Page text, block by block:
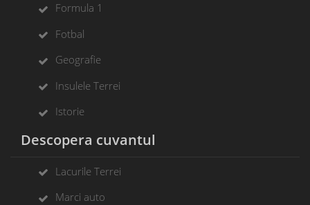
Formula 1
Fotbal
Geografie
Insulele Terrei
Istorie
Descopera cuvantul
Lacurile Terrei
Marci auto